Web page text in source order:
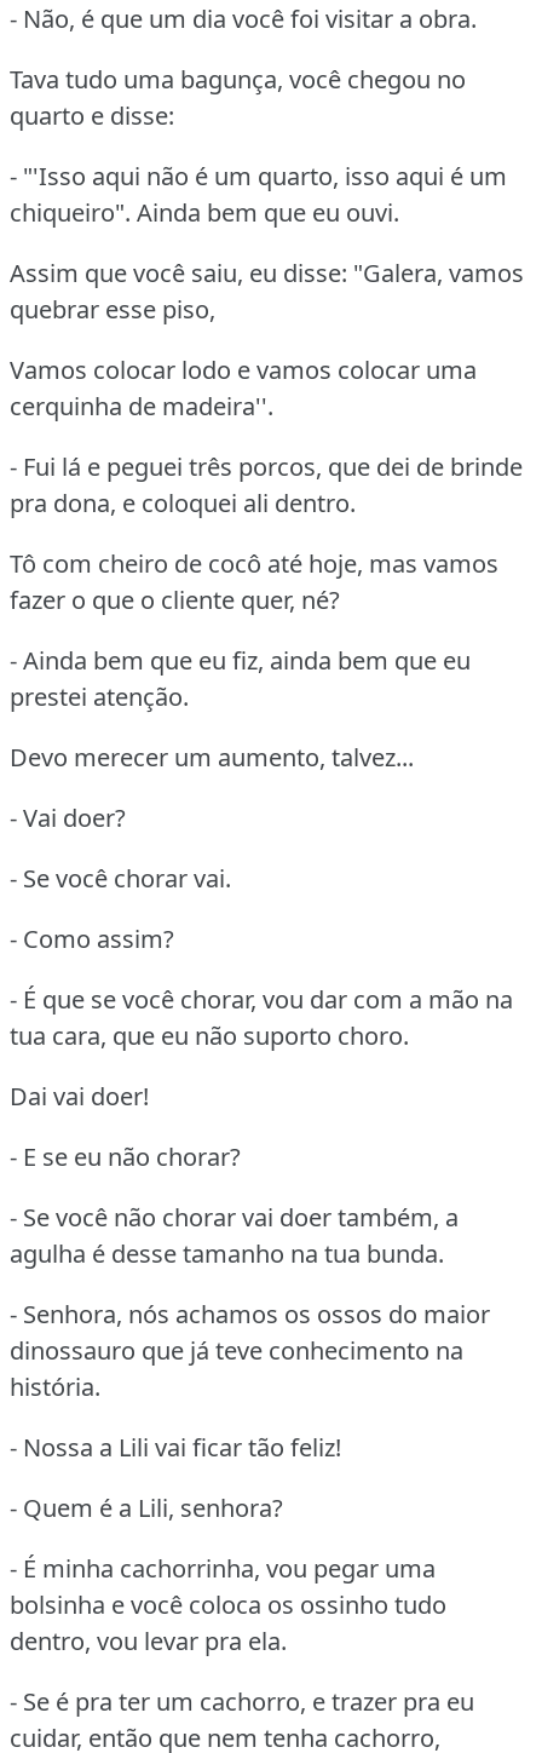
- Não, é que um dia você foi visitar a obra.
Tava tudo uma bagunça, você chegou no
quarto e disse:
- "'Isso aqui não é um quarto, isso aqui é um
chiqueiro". Ainda bem que eu ouvi.
Assim que você saiu, eu disse: "Galera, vamos
quebrar esse piso,
Vamos colocar lodo e vamos colocar uma
cerquinha de madeira''.
- Fui lá e peguei três porcos, que dei de brinde
pra dona, e coloquei ali dentro.
Tô com cheiro de cocô até hoje, mas vamos
fazer o que o cliente quer, né?
- Ainda bem que eu fiz, ainda bem que eu
prestei atenção.
Devo merecer um aumento, talvez...
- Vai doer?
- Se você chorar vai.
- Como assim?
- É que se você chorar, vou dar com a mão na
tua cara, que eu não suporto choro.
Dai vai doer!
- E se eu não chorar?
- Se você não chorar vai doer também, a
agulha é desse tamanho na tua bunda.
- Senhora, nós achamos os ossos do maior
dinossauro que já teve conhecimento na
história.
- Nossa a Lili vai ficar tão feliz!
- Quem é a Lili, senhora?
- É minha cachorrinha, vou pegar uma
bolsinha e você coloca os ossinho tudo
dentro, vou levar pra ela.
- Se é pra ter um cachorro, e trazer pra eu
cuidar, então que nem tenha cachorro,